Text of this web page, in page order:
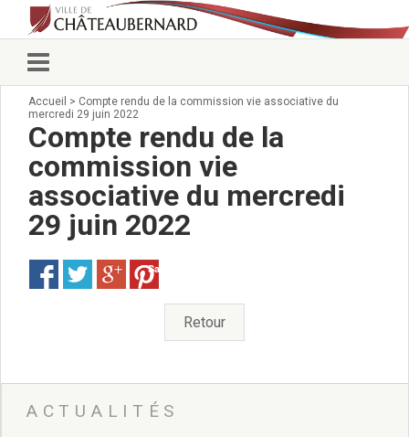
Vie municipale
Élus
Conseillers municipaux
Commissions 2026
Prendre rendez-vous
Arrêtés du Maire
Services municipaux
Organigramme
Pour venir nous voir
État civil/élections/formalités
Services Techniques
Affaires Scolaires
Vie associative
Accueil > Compte rendu de la commission vie associative du
mercredi 29 juin 2022
Compte rendu de la
commission vie
associative du mercredi
29 juin 2022
Save
Retour
ACTUALITÉS